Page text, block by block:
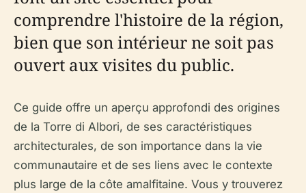
comprendre l'histoire de la région,
bien que son intérieur ne soit pas
ouvert aux visites du public.
Ce guide offre un aperçu approfondi des origines
de la Torre di Albori, de ses caractéristiques
architecturales, de son importance dans la vie
communautaire et de ses liens avec le contexte
plus large de la côte amalfitaine. Vous y trouverez